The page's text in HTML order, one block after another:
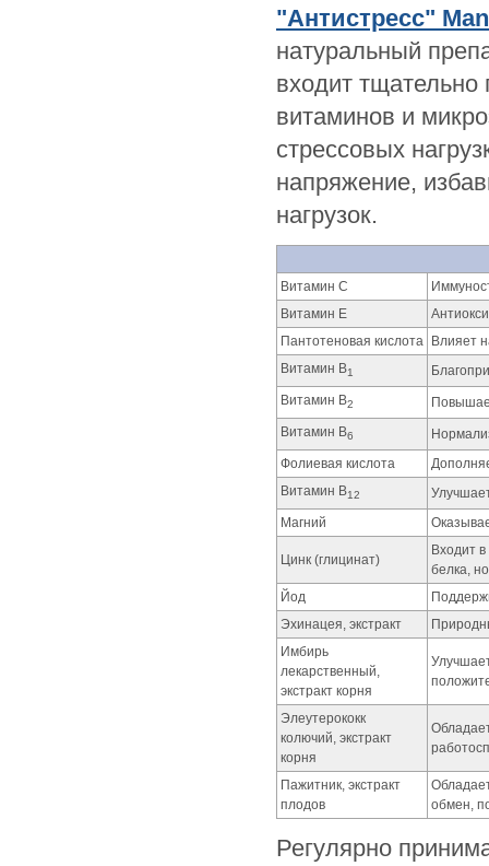
"Антистресс"
натуральный
входит
витаминов и
стрессовых
напряжение,
нагрузок.
Витамин С
Витамин Е
Пантотеновая кислота
Влияет
Витамин В1
Витамин В2
Витамин В6
Фолиевая кислота
Витамин В12
Магний
Цинк (глицинат)
Входит
белка,
Йод
Эхинацея, экстракт
Имбирь
лекарственный,
экстракт корня
Элеутерококк
колючий, экстракт
корня
Пажитник, экстракт
плодов
обмен,
Регулярно